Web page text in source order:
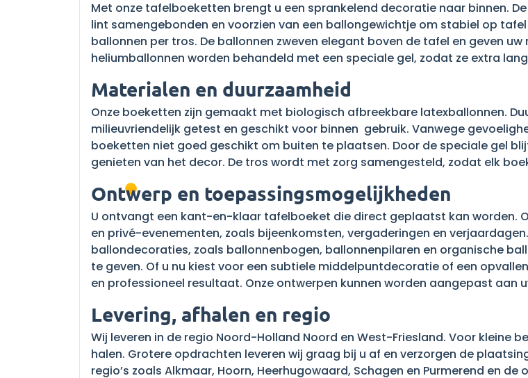
Met onze tafelboeketten brengt u een sprankelend decoratie naar binnen.
lint samengebonden en voorzien van een ballongewichtje om stabiel op
ballonnen per tros. De ballonnen zweven elegant boven de tafel en geven
heliumballonnen worden behandeld met een speciale gel, zodat ze extra
Materialen en duurzaamheid
Onze boeketten zijn gemaakt met biologisch afbreekbare latexballonnen.
milieuvriendelijk getest en geschikt voor binnen gebruik. Vanwege
boeketten niet goed geschikt om buiten te plaatsen. Door de speciale gel
genieten van het decor. De tros wordt met zorg samengesteld, zodat elk
Ontwerp en toepassingsmogelijkheden
U ontvangt een kant-en-klaar tafelboeket die direct geplaatst kan worden.
en privé-evenementen, zoals bijeenkomsten, vergaderingen en
ballondecoraties, zoals ballonnenbogen, ballonnenpilaren en organische
te geven. Of u nu kiest voor een subtiele middelpuntdecoratie of een
en professioneel resultaat. Onze ontwerpen kunnen worden aangepast aan
Levering, afhalen en regio
Wij leveren in de regio Noord-Holland Noord en West-Friesland. Voor kleine
halen. Grotere opdrachten leveren wij graag bij u af en verzorgen de
regio’s zoals Alkmaar, Hoorn, Heerhugowaard, Schagen en Purmerend en de